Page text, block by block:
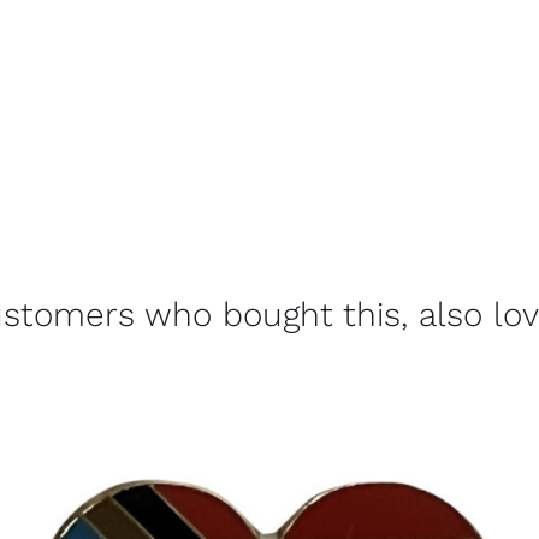
who bought this, also